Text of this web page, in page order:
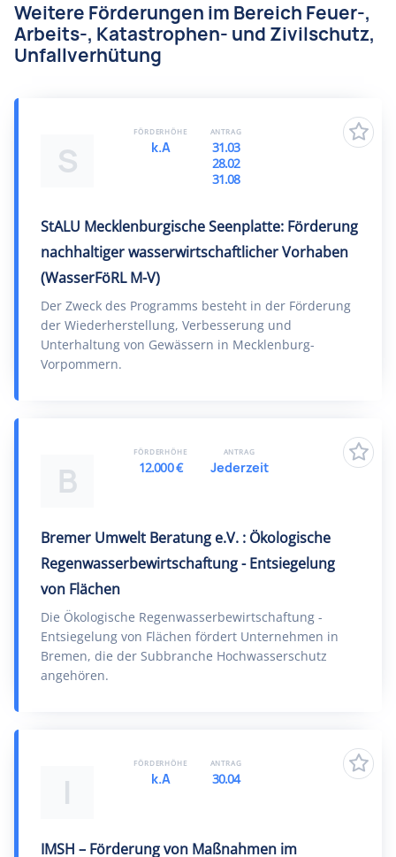
Weitere Förderungen im Bereich Feuer-,
Arbeits-, Katastrophen- und Zivilschutz,
Unfallverhütung
S
StALU Mecklenburgische Seenplatte: Förderung
nachhaltiger wasserwirtschaftlicher Vorhaben
(WasserFöRL M-V)
Der Zweck des Programms besteht in der Förderung
der Wiederherstellung, Verbesserung und
Unterhaltung von Gewässern in Mecklenburg-
Vorpommern.
FÖRDERHÖHE
k.A
ANTRAG
31.03
28.02
31.08
B
Bremer Umwelt Beratung e.V. : Ökologische
Regenwasserbewirtschaftung - Entsiegelung
von Flächen
Die Ökologische Regenwasserbewirtschaftung -
Entsiegelung von Flächen fördert Unternehmen in
Bremen, die der Subbranche Hochwasserschutz
angehören.
FÖRDERHÖHE
12.000 €
ANTRAG
Jederzeit
I
IMSH – Förderung von Maßnahmen im
FÖRDERHÖHE
k.A
ANTRAG
30.04